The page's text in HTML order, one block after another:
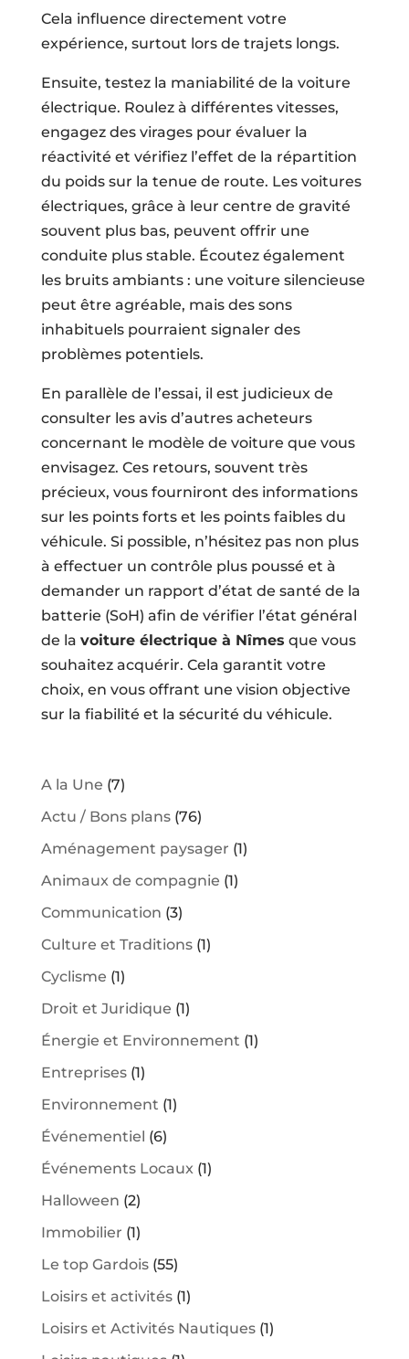
Cela influence directement votre
expérience, surtout lors de trajets longs.
Ensuite, testez la maniabilité de la voiture
électrique. Roulez à différentes vitesses,
engagez des virages pour évaluer la
réactivité et vérifiez l’effet de la répartition
du poids sur la tenue de route. Les voitures
électriques, grâce à leur centre de gravité
souvent plus bas, peuvent offrir une
conduite plus stable. Écoutez également
les bruits ambiants : une voiture silencieuse
peut être agréable, mais des sons
inhabituels pourraient signaler des
problèmes potentiels.
En parallèle de l’essai, il est judicieux de
consulter les avis d’autres acheteurs
concernant le modèle de voiture que vous
envisagez. Ces retours, souvent très
précieux, vous fourniront des informations
sur les points forts et les points faibles du
véhicule. Si possible, n’hésitez pas non plus
à effectuer un contrôle plus poussé et à
demander un rapport d’état de santé de la
batterie (SoH) afin de vérifier l’état général
de la voiture électrique à Nîmes que vous
souhaitez acquérir. Cela garantit votre
choix, en vous offrant une vision objective
sur la fiabilité et la sécurité du véhicule.
A la Une (7)
Actu / Bons plans(76)
Aménagement paysager (1)
Animaux de compagnie (1)
Communication (3)
Culture et Traditions(1)
Cyclisme (1)
Droit et Juridique (1)
Énergie et Environnement (1)
Entreprises(1)
Environnement (1)
Événementiel (6)
Événements Locaux(1)
Halloween (2)
Immobilier (1)
Le top Gardois(55)
Loisirs et activités(1)
Loisirs et Activités Nautiques(1)